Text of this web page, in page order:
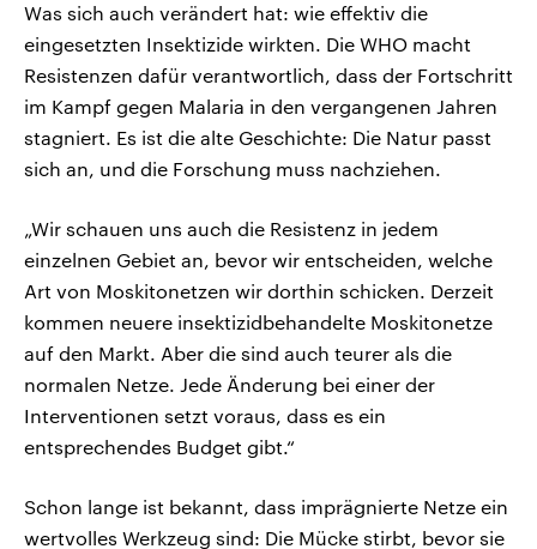
Was sich auch verändert hat: wie effektiv die
eingesetzten Insektizide wirkten. Die WHO macht
Resistenzen dafür verantwortlich, dass der Fortschritt
im Kampf gegen Malaria in den vergangenen Jahren
stagniert. Es ist die alte Geschichte: Die Natur passt
sich an, und die Forschung muss nachziehen.
„Wir schauen uns auch die Resistenz in jedem
einzelnen Gebiet an, bevor wir entscheiden, welche
Art von Moskitonetzen wir dorthin schicken. Derzeit
kommen neuere insektizidbehandelte Moskitonetze
auf den Markt. Aber die sind auch teurer als die
normalen Netze. Jede Änderung bei einer der
Interventionen setzt voraus, dass es ein
entsprechendes Budget gibt.“
Schon lange ist bekannt, dass imprägnierte Netze ein
wertvolles Werkzeug sind: Die Mücke stirbt, bevor sie